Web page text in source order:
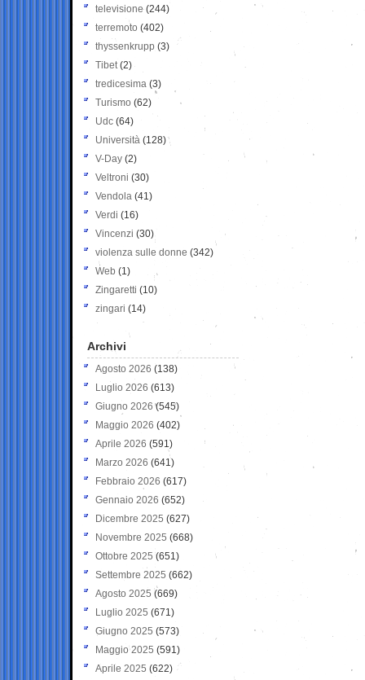
televisione(244)
terremoto (402)
thyssenkrupp (3)
Tibet(2)
tredicesima (3)
Turismo (62)
Udc (64)
Università (128)
V-Day (2)
Veltroni (30)
Vendola (41)
Verdi (16)
Vincenzi (30)
violenza sulle donne (342)
Web (1)
Zingaretti (10)
zingari (14)
Archivi
Agosto 2026 (138)
Luglio 2026 (613)
Giugno 2026 (545)
Maggio 2026 (402)
Aprile 2026 (591)
Marzo 2026 (641)
Febbraio 2026 (617)
Gennaio 2026 (652)
Dicembre 2025 (627)
Novembre 2025 (668)
Ottobre 2025 (651)
Settembre 2025 (662)
Agosto 2025 (669)
Luglio 2025 (671)
Giugno 2025 (573)
Maggio 2025 (591)
Aprile 2025 (622)